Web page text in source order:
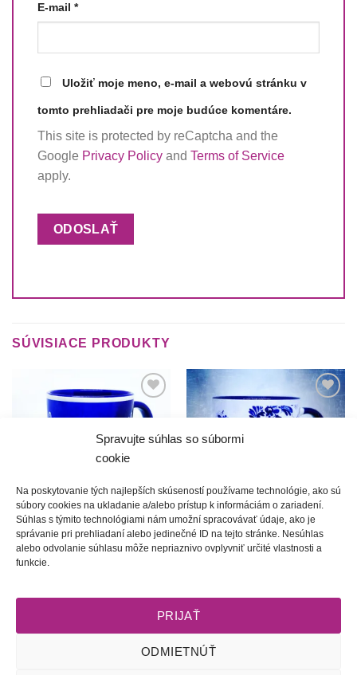
Spravujte súhlas so súbormi
cookie
Na poskytovanie tých najlepších skúseností používame technológie, ako sú
súbory cookies na ukladanie a/alebo prístup k informáciám o zariadení.
Súhlas s týmito technológiami nám umožní spracovávať údaje, ako je
správanie pri prehliadaní alebo jedinečné ID na tejto stránke. Nesúhlas
alebo odvolanie súhlasu môže nepriaznivo ovplyvniť určité vlastnosti a
funkcie.
PRIJAŤ
ODMIETNÚŤ
E-mail *
Uložiť moje meno, e-mail a webovú stránku v
tomto prehliadači pre moje budúce komentáre.
This site is protected by reCaptcha and the
Google Privacy Policy and Terms of Service
apply.
SÚVISIACE PRODUKTY
Túto
krasotinku
Martin | Hrnček
10.00€
Túto
krasotinku
Arnold 6 | Hrnček